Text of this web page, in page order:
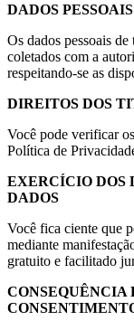
DADOS
Os dados pessoais
coletados com a
respeitando-se as
DIREITOS DOS
Você pode verificar
Política de
EXERCÍCIO DOS
DADOS
Você fica ciente que
mediante
gratuito e facilitado
CONSEQUÊNCIA